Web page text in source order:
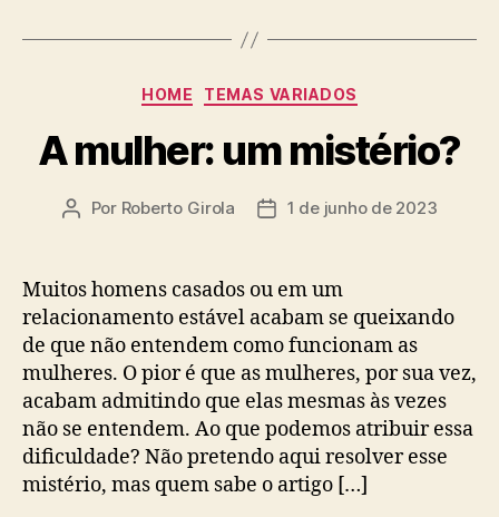
Categorias
HOME TEMAS VARIADOS
A mulher: um mistério?
Autor
Por Roberto Girola
Data1 de junho de 2023
Muitos homens casados ou em um
relacionamento estável acabam se queixando
de que não entendem como funcionam as
mulheres. O pior é que as mulheres, por sua vez,
acabam admitindo que elas mesmas às vezes
não se entendem. Ao que podemos atribuir essa
dificuldade? Não pretendo aqui resolver esse
mistério, mas quem sabe o artigo […]